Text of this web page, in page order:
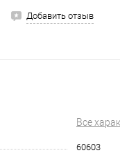
Добавить отзыв
Все
60603